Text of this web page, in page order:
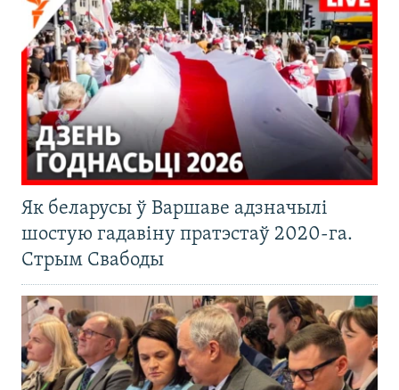
Як беларусы ў Варшаве адзначылі
шостую гадавіну пратэстаў 2020-га.
Стрым Свабоды